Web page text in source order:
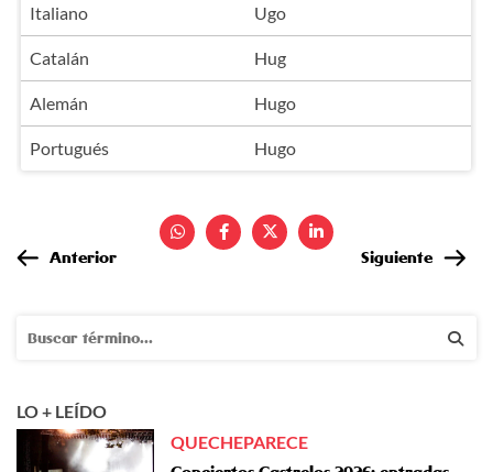
Italiano Ugo
Catalán Hug
Alemán Hugo
Portugués Hugo
Anterior Siguiente
LO + LEÍDO
QUECHEPARECE